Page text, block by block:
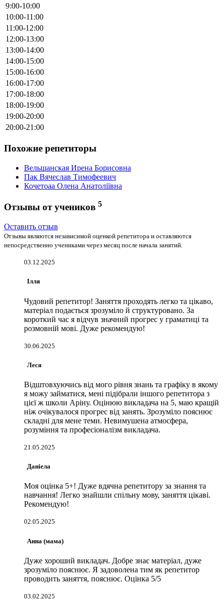
9:00-10:00
10:00-11:00
11:00-12:00
12:00-13:00
13:00-14:00
14:00-15:00
15:00-16:00
16:00-17:00
17:00-18:00
18:00-19:00
19:00-20:00
20:00-21:00
Похожие репетиторы
Вельшанская Ирена Борисовна
Пак Вячеслав Тимофеевич
Кочетоаа Олена Анатоліївна
Отзывы от учеников 5
Оставить отзыв
Отзывы являются независимой оценкой репетитора и оставляются
непосредственно учениками через месяц после начала занятий.
03.12.2025
Ілля
Чудовий репетитор! Заняття проходять легко та цікаво,
матеріал подається зрозуміло й структуровано. За
короткий час я відчув значний прогрес у граматиці та
розмовній мові. Дуже рекомендую!
30.06.2025
Леся
Відштовхуючись від мого рівня знань та графіку в якому
я можу займатися, мені підібрали іншого репетитора з
цієї ж школи Аріну. Оцінюю викладача на 5, маю кращій
ніж очікувалося прогрес від занять. Зрозуміло пояснює
складні для мене теми. Невимушена атмосфера,
розуміння та професіоналізм викладача.
21.05.2025
Даніела
Моя оцінка 5+! Дуже вдячна репетитору за знання та
навчання! Легко знайшли спільну мову, заняття цікаві.
Рекомендую!
02.05.2025
Анна (мама)
Дуже хороший викладач. Добре знає матеріал, дуже
зрозуміло пояснює. Я задоволена тим як репетитор
проводить заняття, пояснює. Оцінка 5/5
03.02.2025